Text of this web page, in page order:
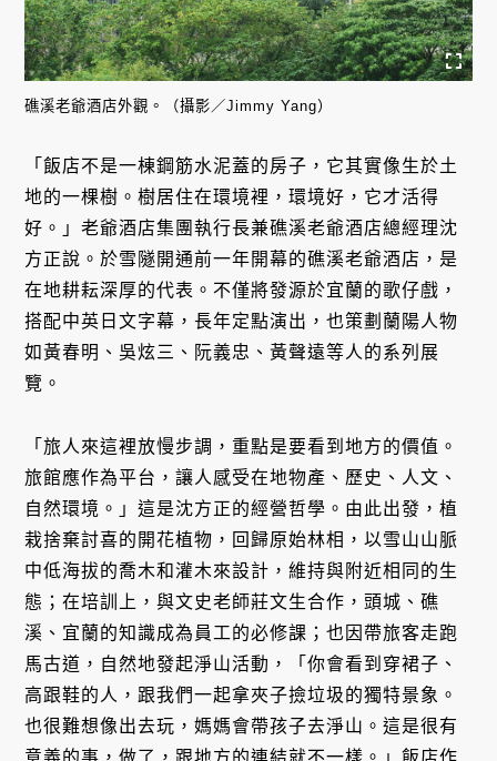
礁溪老爺酒店外觀。（攝影／Jimmy Yang）
「飯店不是一棟鋼筋水泥蓋的房子，它其實像生於土
地的一棵樹。樹居住在環境裡，環境好，它才活得
好。」老爺酒店集團執行長兼礁溪老爺酒店總經理沈
方正說。於雪隧開通前一年開幕的礁溪老爺酒店，是
在地耕耘深厚的代表。不僅將發源於宜蘭的歌仔戲，
搭配中英日文字幕，長年定點演出，也策劃蘭陽人物
如黃春明、吳炫三、阮義忠、黃聲遠等人的系列展
覽。
「旅人來這裡放慢步調，重點是要看到地方的價值。
旅館應作為平台，讓人感受在地物產、歷史、人文、
自然環境。」這是沈方正的經營哲學。由此出發，植
栽捨棄討喜的開花植物，回歸原始林相，以雪山山脈
中低海拔的喬木和灌木來設計，維持與附近相同的生
態；在培訓上，與文史老師莊文生合作，頭城、礁
溪、宜蘭的知識成為員工的必修課；也因帶旅客走跑
馬古道，自然地發起淨山活動，「你會看到穿裙子、
高跟鞋的人，跟我們一起拿夾子撿垃圾的獨特景象。
也很難想像出去玩，媽媽會帶孩子去淨山。這是很有
意義的事，做了，跟地方的連結就不一樣。」飯店作